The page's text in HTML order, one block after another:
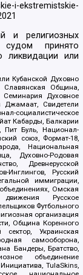
i-ekstremistskie-
и религиозных
принято
ликвидации или
Кубанской Духовно
Славянская Община,
Духовное
Джамаат, Свидетели
социалистическое
Кабарды, Балкарии
Пит Буль, Национал-
союз, Формат-18,
Национальная
Духовно-Родовая
Древнерусской
Инглингов, Русский
иммиграции,
Омская
движения Русское
Футбольного
организация
Община Коренного
Украинская
самооборона,
Бандеры, Братство,
объединение
TulaSkins,